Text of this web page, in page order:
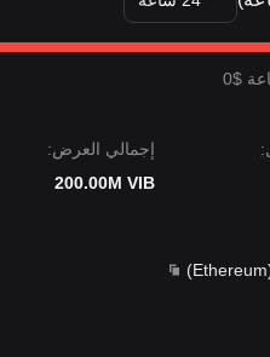
$0.0785 ، فقد يكون السعر
إلى ما دون
، فقد
إجمالي العرض:
200.00M VIB
Ethereum
)